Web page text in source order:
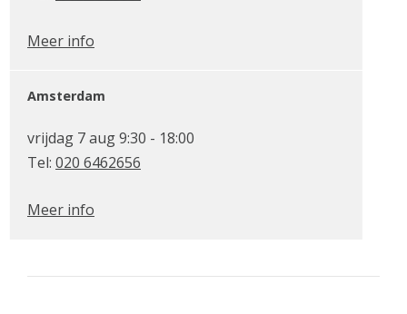
Meer info
Amsterdam
vrijdag 7 aug 9:30 - 18:00
Tel: 020 6462656
Meer info